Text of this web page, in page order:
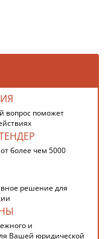
вопрос поможет
более чем 5000
решение для
и
Вашей юридической